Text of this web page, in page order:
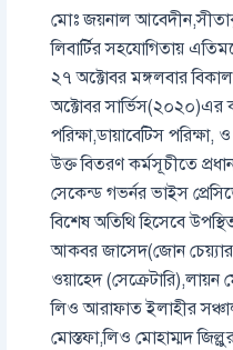
মোঃ জয়নাল
লিবার্টির সহযোগিতায়
২৭ অক্টোবর মঙ্গলবার
অক্টোবর সার্ভিস(২০২০)এর
পরিক্ষা,ডায়াবেটিস পরিক্ষা,
উক্ত বিতরণ কর্মসূচীতে
সেকেন্ড গভর্নর ভাইস
বিশেষ অতিথি হিসেবে
আকবর জাসেদ(জোন
ওয়াহেদ
লিও আরাফাত ইলাহীর
মোস্তফা,লিও মোহাম্মদ